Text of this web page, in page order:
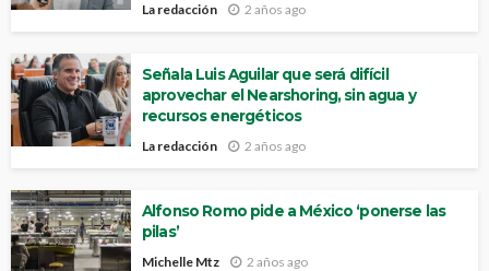
La redacción 2 años ago
Señala Luis Aguilar que será difícil
aprovechar el Nearshoring, sin agua y
recursos energéticos
La redacción 2 años ago
Alfonso Romo pide a México ‘ponerse las
pilas’
Michelle Mtz 2 años ago